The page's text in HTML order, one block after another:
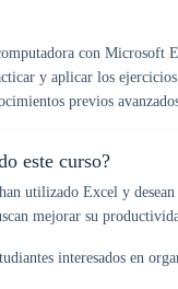
con Microsoft
y aplicar los
previos
este curso?
utilizado Excel y desean
mejorar su
interesados en